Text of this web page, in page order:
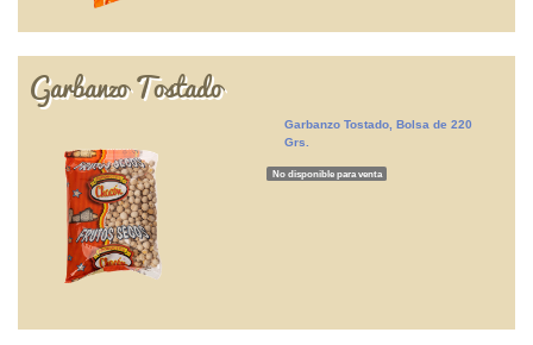
Garbanzo Tostado
Garbanzo Tostado, Bolsa de 220
Grs.
No disponible para venta